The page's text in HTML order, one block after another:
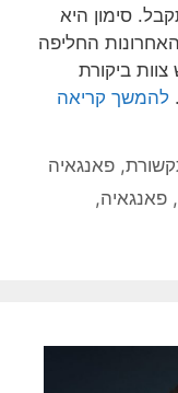
סימון היא
וב-15 השנים האחרונות החליפה
ביקורת
להמשך קריאה
,פאנגאיה
,פאנגאיה,